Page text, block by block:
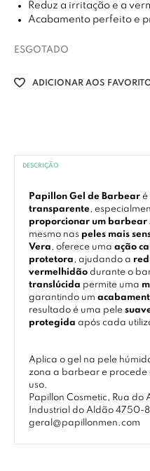
Reduz a irritação e a
Acabamento perfeito e
ESGOTADO
ADICIONAR AOS
DESCRIÇÃO
Papillon Gel de Barbear é
transparente,
proporcionar um barbear
mesmo nas peles mais
Vera, oferece uma ação
protetora, ajudando a
vermelhidão durante o
translúcida permite uma
garantindo um
resultado é uma pele
protegida após cada
Aplica o gel na pele
zona a barbear e
uso.
Papillon Cosmetic, Rua
Industrial do Aldão 4750-
geral@papillonmen.com